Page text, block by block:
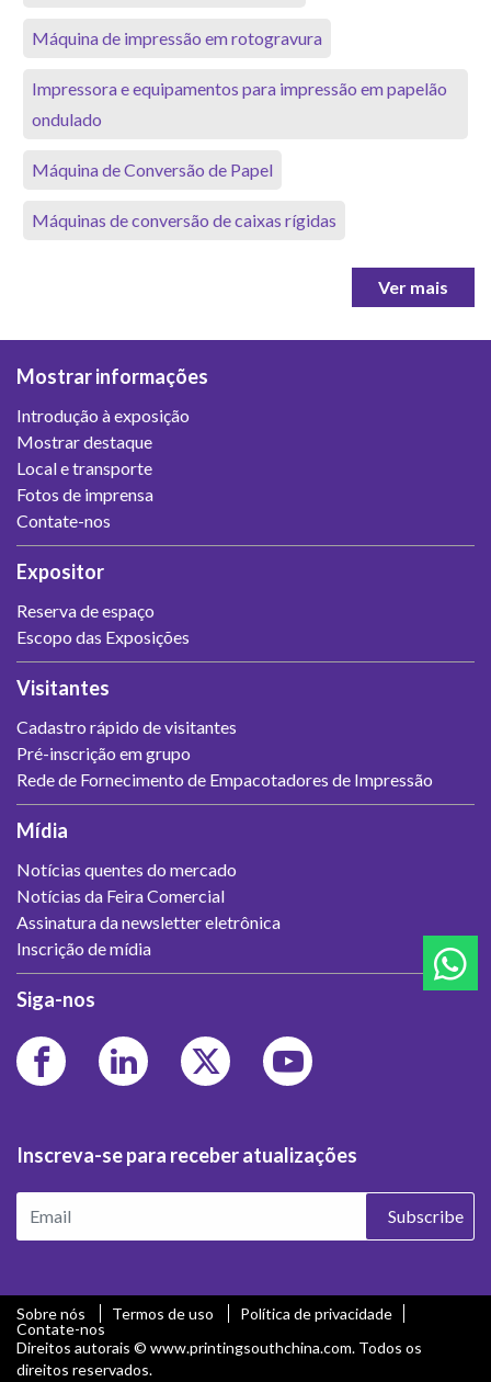
Máquina de impressão em rotogravura
Impressora e equipamentos para impressão em papelão
ondulado
Máquina de Conversão de Papel
Máquinas de conversão de caixas rígidas
Ver mais
Mostrar informações
Introdução à exposição
Mostrar destaque
Local e transporte
Fotos de imprensa
Contate-nos
Expositor
Reserva de espaço
Escopo das Exposições
Visitantes
Cadastro rápido de visitantes
Pré-inscrição em grupo
Rede de Fornecimento de Empacotadores de Impressão
Mídia
Notícias quentes do mercado
Notícias da Feira Comercial
Assinatura da newsletter eletrônica
Inscrição de mídia
Siga-nos
Inscreva-se para receber atualizações
Subscribe
Sobre nós Termos de uso
Política de privacidade
Contate-nos
Direitos autorais © www.printingsouthchina.com. Todos os
direitos reservados.